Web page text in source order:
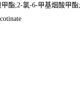
酯;2-氯-6-甲基烟酸甲